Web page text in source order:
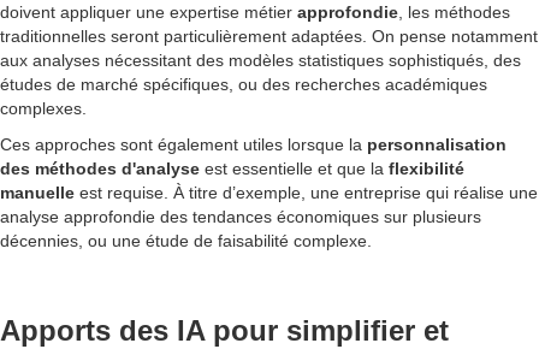
doivent appliquer une expertise métier approfondie , les méthodes
traditionnelles seront particulièrement adaptées. On pense notamment
aux analyses nécessitant des modèles statistiques sophistiqués, des
études de marché spécifiques, ou des recherches académiques
complexes.
Ces approches sont également utiles lorsque la personnalisation
des méthodes d'analyse est essentielle et que la flexibilité
manuelle est requise. À titre d’exemple, une entreprise qui réalise une
analyse approfondie des tendances économiques sur plusieurs
décennies, ou une étude de faisabilité complexe.
Apports des IA pour simplifier et